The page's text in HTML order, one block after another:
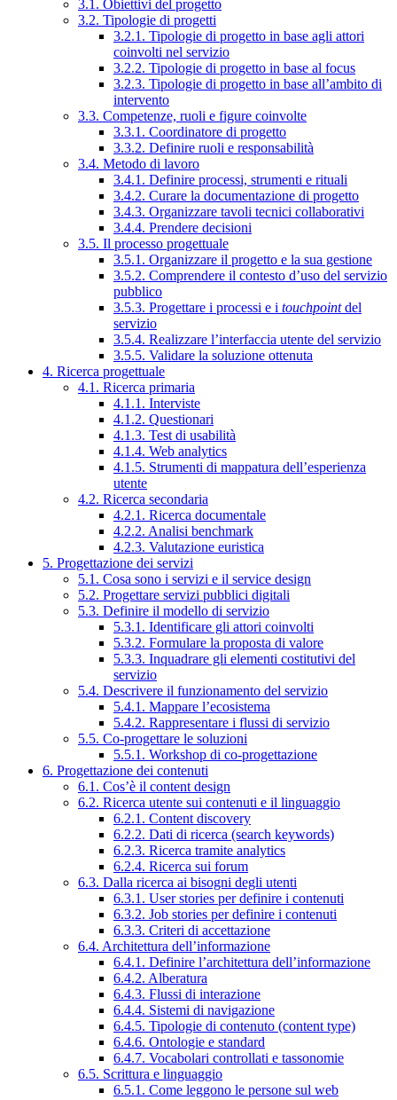
3.1. Obiettivi del progetto
3.2. Tipologie di progetti
3.2.1. Tipologie di progetto in base agli attori
coinvolti nel servizio
3.2.2. Tipologie di progetto in base al focus
3.2.3. Tipologie di progetto in base all’ambito di
intervento
3.3. Competenze, ruoli e figure coinvolte
3.3.1. Coordinatore di progetto
3.3.2. Definire ruoli e responsabilità
3.4. Metodo di lavoro
3.4.1. Definire processi, strumenti e rituali
3.4.2. Curare la documentazione di progetto
3.4.3. Organizzare tavoli tecnici collaborativi
3.4.4. Prendere decisioni
3.5. Il processo progettuale
3.5.1. Organizzare il progetto e la sua gestione
3.5.2. Comprendere il contesto d’uso del servizio
pubblico
3.5.3. Progettare i processi e i touchpointdel
servizio
3.5.4. Realizzare l’interfaccia utente del servizio
3.5.5. Validare la soluzione ottenuta
4. Ricerca progettuale
4.1. Ricerca primaria
4.1.1. Interviste
4.1.2. Questionari
4.1.3. Test di usabilità
4.1.4. Web analytics
4.1.5. Strumenti di mappatura dell’esperienza
utente
4.2. Ricerca secondaria
4.2.1. Ricerca documentale
4.2.2. Analisi benchmark
4.2.3. Valutazione euristica
5. Progettazione dei servizi
5.1. Cosa sono i servizi e il service design
5.2. Progettare servizi pubblici digitali
5.3. Definire il modello di servizio
5.3.1. Identificare gli attori coinvolti
5.3.2. Formulare la proposta di valore
5.3.3. Inquadrare gli elementi costitutivi del
servizio
5.4. Descrivere il funzionamento del servizio
5.4.1. Mappare l’ecosistema
5.4.2. Rappresentare i flussi di servizio
5.5. Co-progettare le soluzioni
5.5.1. Workshop di co-progettazione
6. Progettazione dei contenuti
6.1. Cos’è il content design
6.2. Ricerca utente sui contenuti e il linguaggio
6.2.1. Content discovery
6.2.2. Dati di ricerca (search keywords)
6.2.3. Ricerca tramite analytics
6.2.4. Ricerca sui forum
6.3. Dalla ricerca ai bisogni degli utenti
6.3.1. User stories per definire i contenuti
6.3.2. Job stories per definire i contenuti
6.3.3. Criteri di accettazione
6.4. Architettura dell’informazione
6.4.1. Definire l’architettura dell’informazione
6.4.2. Alberatura
6.4.3. Flussi di interazione
6.4.4. Sistemi di navigazione
6.4.5. Tipologie di contenuto (content type)
6.4.6. Ontologie e standard
6.4.7. Vocabolari controllati e tassonomie
6.5. Scrittura e linguaggio
6.5.1. Come leggono le persone sul web